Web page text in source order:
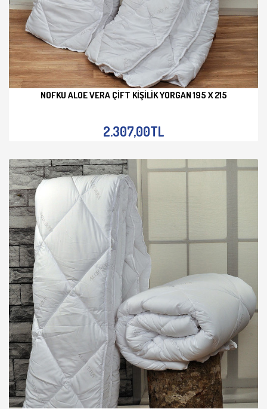
NOFKU ALOE VERA ÇIFT KIŞILIK YORGAN 195 X 215
2.307,00TL